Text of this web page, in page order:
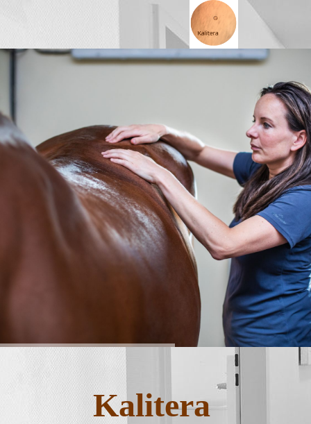
Kalitera